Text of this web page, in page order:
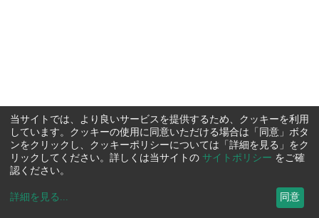
当サイトでは、より良いサービスを提供するため、クッキーを利用
しています。クッキーの使用に同意いただける場合は「同意」ボタ
ンをクリックし、クッキーポリシーについては「詳細を見る」をク
リックしてください。詳しくは当サイトの サイトポリシー をご確
認ください。
詳細を見る ... 同意